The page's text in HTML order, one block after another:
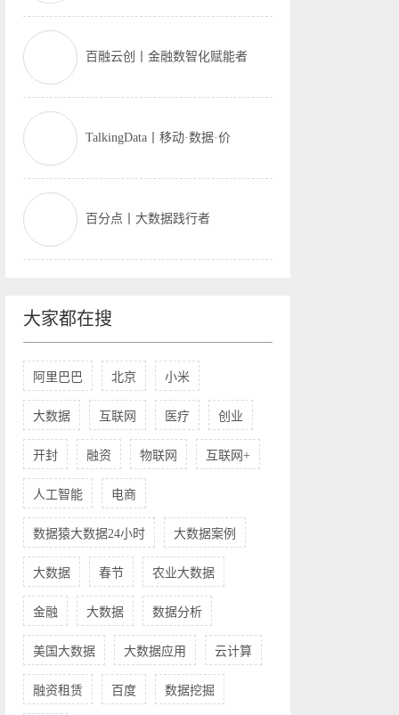
百融云创丨金融数智化赋能者
TalkingData丨移动·数据·价
百分点丨大数据践行者
大家都在搜
阿里巴巴 北京 小米
大数据 互联网 医疗 创业
开封 融资 物联网 互联网+
人工智能 电商
数据猿大数据24小时 大数据案例
大数据 春节 农业大数据
金融 大数据 数据分析
美国大数据 大数据应用 云计算
融资租赁 百度 数据挖掘